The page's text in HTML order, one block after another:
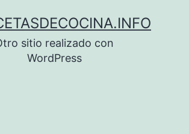
sitio realizado con
WordPress